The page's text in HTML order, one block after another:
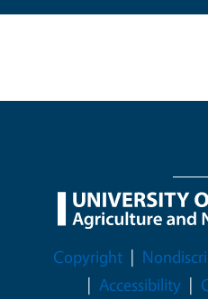
Legal Menu
Copyright
Accessibility